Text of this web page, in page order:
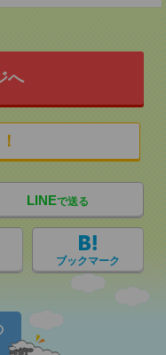
へ
LINEで送る
ブックマーク